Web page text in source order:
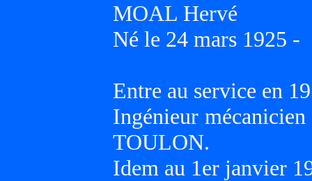
MOAL Hervé
Né le 24 mars 1925 -
Entre au service en
Ingénieur
TOULON.
Idem au 1er janvier